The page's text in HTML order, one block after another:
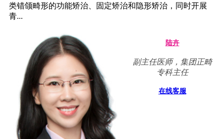
类错颌畸形的功能矫治、固定矫治和隐形矫治，同时开展
青...
陆卉
副主任医师，集团正畸
专科主任
在线客服